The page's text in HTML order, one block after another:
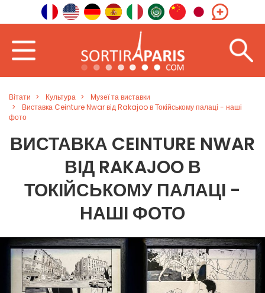
Вітати Культура
Музеї та виставки
Виставка Ceinture Nwar від Rakajoo в Токійському палаці - наші
фото
ВИСТАВКА CEINTURE NWAR
ВІД RAKAJOO В
ТОКІЙСЬКОМУ ПАЛАЦІ -
НАШІ ФОТО